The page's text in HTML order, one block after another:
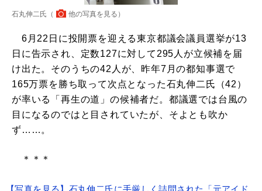
石丸伸二氏（ 他の写真を見る ）
6月22日に投開票を迎える東京都議会議員選挙が13
日に告示され、定数127に対して295人が立候補を届
け出た。そのうちの42人が、昨年7月の都知事選で
165万票を勝ち取って次点となった石丸伸二氏（42）
が率いる「再生の道」の候補者だ。都議選では台風の
目になるのではと目されていたが、そよとも吹か
ず……。
＊＊＊
【写真を見る】石丸伸二氏に手厳しく詰問された「元アイド